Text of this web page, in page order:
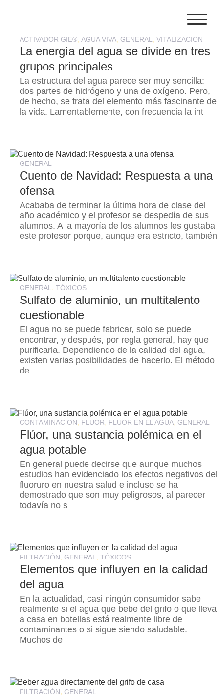
ACTIVADOR GIE®,AGUA VIVA, GENERAL ,VITALIZACIÓN
La energía del agua se divide en tres
grupos principales
La estructura del agua parece ser muy sencilla:
dos partes de hidrógeno y una de oxígeno. Pero,
de hecho, se trata del elemento más fascinante de
la vida. Lamentablemente, con frecuencia la int
GENERAL
Cuento de Navidad: Respuesta a una
ofensa
Acababa de terminar la última hora de clase del
año académico y el profesor se despedía de sus
alumnos. A la mayoría de los alumnos les gustaba
este profesor porque, aunque era estricto, también
GENERAL ,TÓXICOS
Sulfato de aluminio, un multitalento
cuestionable
El agua no se puede fabricar, solo se puede
encontrar, y después, por regla general, hay que
purificarla. Dependiendo de la calidad del agua,
existen varias posibilidades de hacerlo. El método
de
CONTAMINACIÓN, FLÚOR, FLÚOR EN EL AGUA, GENERAL
Flúor, una sustancia polémica en el
agua potable
En general puede decirse que aunque muchos
estudios han evidenciado los efectos negativos del
fluoruro en nuestra salud e incluso se ha
demostrado que son muy peligrosos, al parecer
todavía no s
FILTRACIÓN, GENERAL ,TÓXICOS
Elementos que influyen en la calidad
del agua
En la actualidad, casi ningún consumidor sabe
realmente si el agua que bebe del grifo o que lleva
a casa en botellas está realmente libre de
contaminantes o si sigue siendo saludable.
Muchos de l
FILTRACIÓN, GENERAL